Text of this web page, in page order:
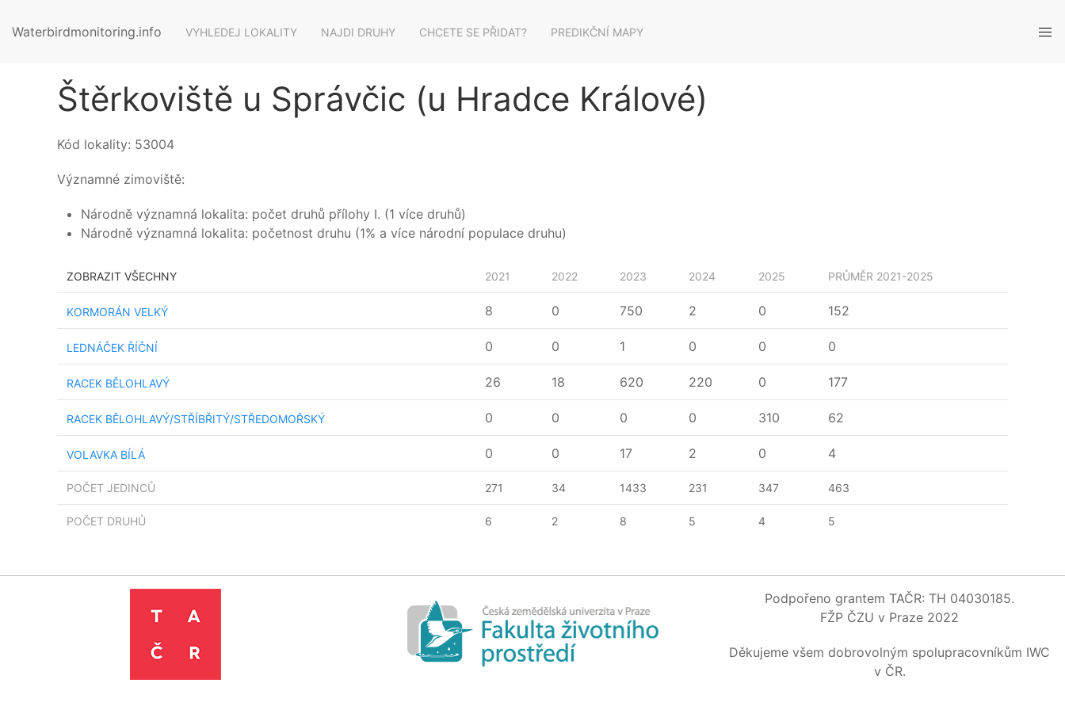
Waterbirdmonitoring.info VYHLEDEJ LOKALITY NAJDI DRUHY CHCETE SE PŘIDAT? PREDIKČNÍ MAPY
Štěrkoviště u Správčic (u Hradce Králové)
Kód lokality: 53004
Významné zimoviště:
Národně významná lokalita: počet druhů přílohy I. (1 více druhů)
Národně významná lokalita: početnost druhu (1% a více národní populace druhu)
ZOBRAZIT VŠECHNY 2021 2022 2023 2024 2025 PRŮMĚR 2021-2025
POČET JEDINCŮ 271 34 1433 231 347 463
POČET DRUHŮ 6 2 8 5 4 5
KORMORÁN VELKÝ 8 0 750 2 0 152
LEDNÁČEK ŘÍČNÍ 0 0 1 0 0 0
RACEK BĚLOHLAVÝ 26 18 620 220 0 177
RACEK BĚLOHLAVÝ/STŘÍBŘITÝ/STŘEDOMOŘSKÝ 0 0 0 0 310 62
VOLAVKA BÍLÁ 0 0 17 2 0 4
Podpořeno grantem TAČR: TH 04030185.
FŽP ČZU v Praze 2022
Děkujeme všem dobrovolným spolupracovníkům IWC
v ČR.